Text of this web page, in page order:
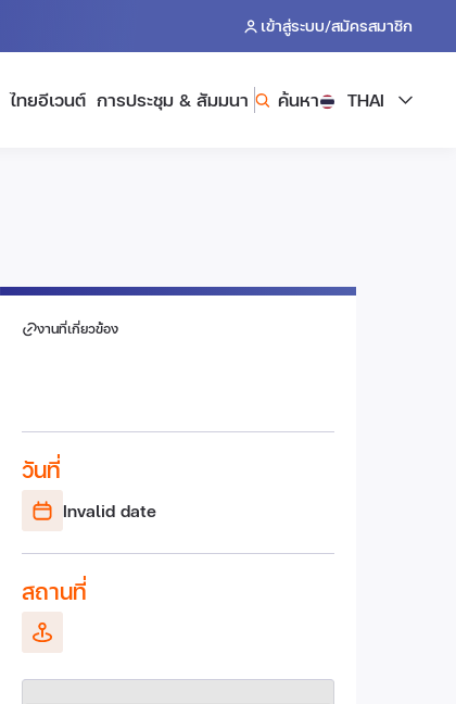
เข้าสู่ระบบ/สมัครสมาชิก
ไทยอีเวนต์ การประชุม & สัมมนา ค้นหา THAI
งานที่เกี่ยวข้อง
วันที่
Invalid date
สถานที่